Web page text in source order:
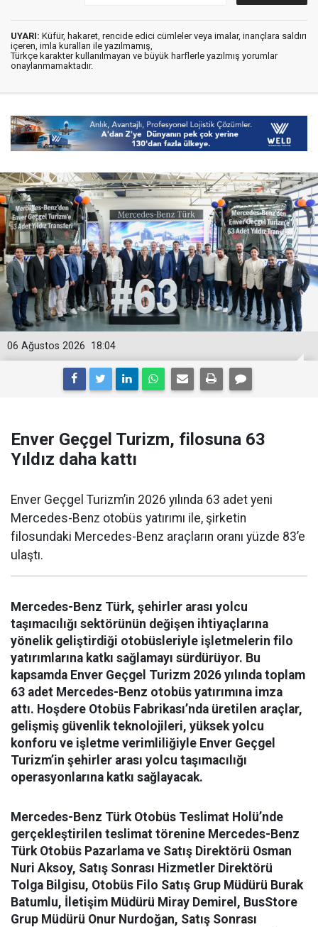
UYARI: Küfür, hakaret, rencide edici cümleler veya imalar, inançlara saldırı
içeren, imla kuralları ile yazılmamış,
Türkçe karakter kullanılmayan ve büyük harflerle yazılmış yorumlar
onaylanmamaktadır.
18:04
06 Ağustos 2026
Enver Geçgel Turizm, filosuna 63
Yıldız daha kattı
Enver Geçgel Turizm’in 2026 yılında 63 adet yeni
Mercedes-Benz otobüs yatırımı ile, şirketin
filosundaki Mercedes-Benz araçların oranı yüzde 83’e
ulaştı.
Mercedes-Benz Türk, şehirler arası yolcu
taşımacılığı sektörünün değişen ihtiyaçlarına
yönelik geliştirdiği otobüsleriyle işletmelerin filo
yatırımlarına katkı sağlamayı sürdürüyor. Bu
kapsamda Enver Geçgel Turizm 2026 yılında toplam
63 adet Mercedes-Benz otobüs yatırımına imza
attı. Hoşdere Otobüs Fabrikası’nda üretilen araçlar,
gelişmiş güvenlik teknolojileri, yüksek yolcu
konforu ve işletme verimliliğiyle Enver Geçgel
Turizm’in şehirler arası yolcu taşımacılığı
operasyonlarına katkı sağlayacak.
Mercedes-Benz Türk Otobüs Teslimat Holü’nde
gerçekleştirilen teslimat törenine Mercedes-Benz
Türk Otobüs Pazarlama ve Satış Direktörü Osman
Nuri Aksoy, Satış Sonrası Hizmetler Direktörü
Tolga Bilgisu, Otobüs Filo Satış Grup Müdürü Burak
Batumlu, İletişim Müdürü Miray Demirel, BusStore
Grup Müdürü Onur Nurdoğan, Satış Sonrası